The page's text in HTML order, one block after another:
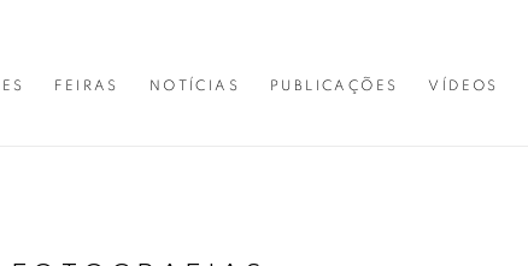
FEIRAS NOTÍCIAS PUBLICAÇÕES VÍDEOS